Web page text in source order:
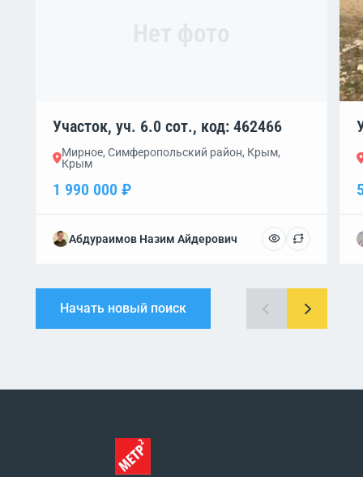
Участок, уч. 6.0 сот., код: 462466
Мирное, Симферопольский район, Крым,
Крым
1 990 000 ₽
Абдураимов Назим Айдерович
Начать новый поиск